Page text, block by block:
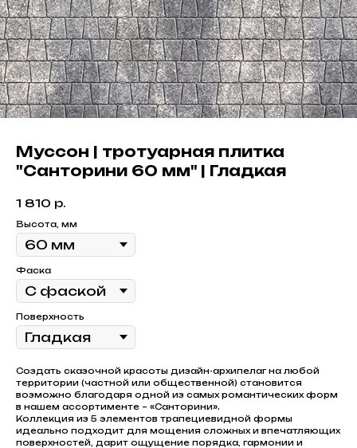
Муссон | тротуарная плитка
"Санторини 60 мм" | Гладкая
1 810 р.
Высота, мм
Фаска
Поверхность
Создать сказочной красоты дизайн-архипелаг на любой
территории (частной или общественной) становится
возможно благодаря одной из самых романтических форм
в нашем ассортименте – «Санторини».
Коллекция из 5 элементов трапециевидной формы
идеально подходит для мощения сложных и впечатляющих
поверхностей, дарит ощущение порядка, гармонии и